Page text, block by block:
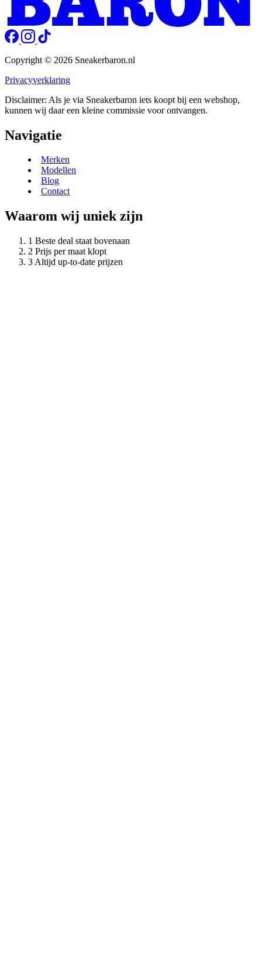
Copyright © 2026 Sneakerbaron.nl
Privacyverklaring
Disclaimer: Als je via Sneakerbaron iets koopt bij een webshop,
kunnen wij daar een kleine commissie voor ontvangen.
Navigatie
Merken
Modellen
Blog
Contact
Waarom wij uniek zijn
Beste deal staat bovenaan
Prijs per maat klopt
Altijd up-to-date prijzen